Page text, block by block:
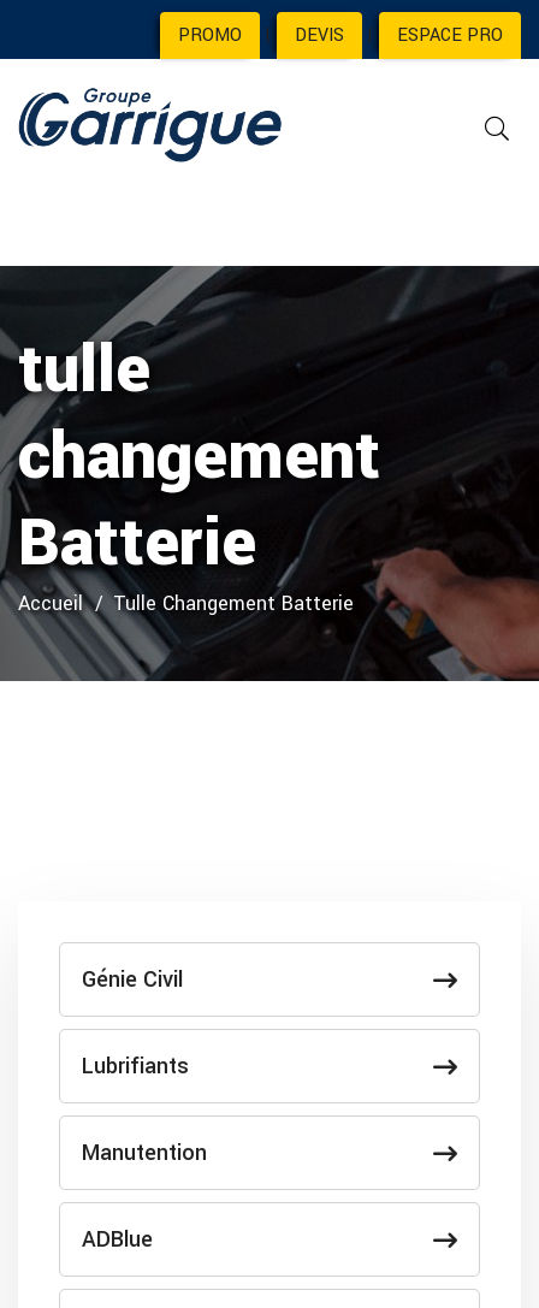
PROMO | DEVIS | ESPACE PRO
tulle
changement
Batterie
Accueil Tulle Changement Batterie
Génie Civil
Lubrifiants
Manutention
ADBlue